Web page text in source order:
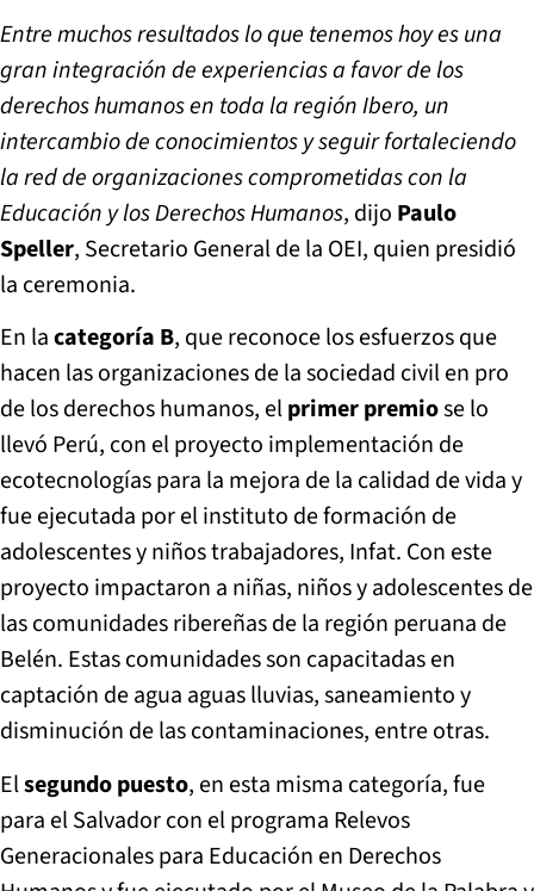
Entre muchos resultados lo que tenemos hoy es una
gran integración de experiencias a favor de los
derechos humanos en toda la región Ibero, un
intercambio de conocimientos y seguir fortaleciendo
la red de organizaciones comprometidas con la
Educación y los Derechos Humanos, dijo Paulo
Speller, Secretario General de la OEI, quien presidió
la ceremonia.
En lacategoría B, que reconoce los esfuerzos que
hacen las organizaciones de la sociedad civil en pro
de los derechos humanos, elprimer premiose lo
llevó Perú, con el proyecto implementación de
ecotecnologías para la mejora de la calidad de vida y
fue ejecutada por el instituto de formación de
adolescentes y niños trabajadores, Infat. Con este
proyecto impactaron a niñas, niños y adolescentes de
las comunidades ribereñas de la región peruana de
Belén. Estas comunidades son capacitadas en
captación de agua aguas lluvias, saneamiento y
disminución de las contaminaciones, entre otras.
Elsegundo puesto, en esta misma categoría, fue
para el Salvador con el programa Relevos
Generacionales para Educación en Derechos